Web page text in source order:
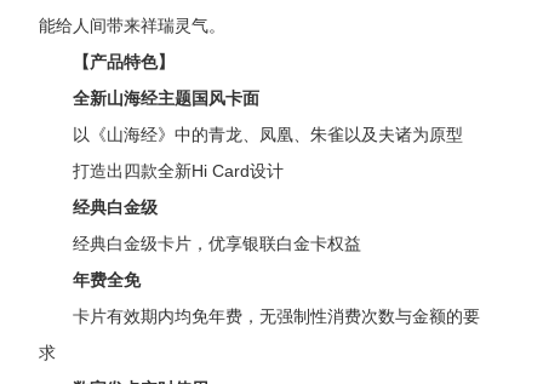
能给人间带来祥瑞灵气。
【产品特色】
全新山海经主题国风卡面
以《山海经》中的青龙、凤凰、朱雀以及夫诸为原型
打造出四款全新Hi Card设计
经典白金级
经典白金级卡片，优享银联白金卡权益
年费全免
卡片有效期内均免年费，无强制性消费次数与金额的要
求